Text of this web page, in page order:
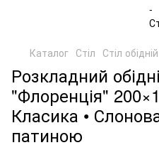
Каталог Стіл Стіл обідній
Розкладний
"Флоренція"
Класика •
патиною